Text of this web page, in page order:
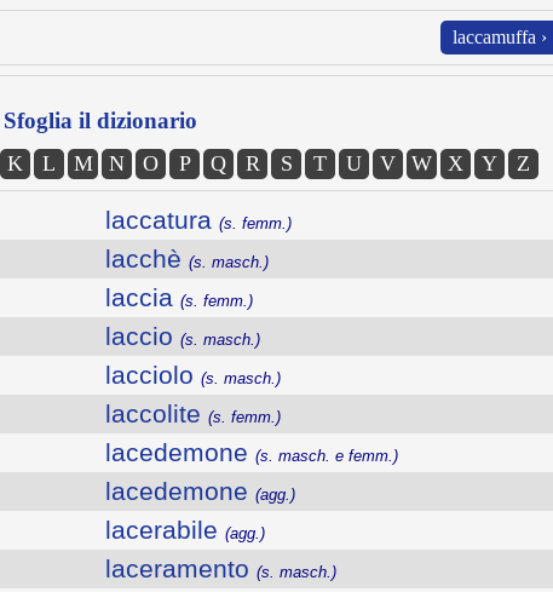
laccamuffa ›
Sfoglia il dizionario
K L M N O P Q R S T U V W X Y Z
laccatura (s. femm.)
lacchè (s. masch.)
laccia (s. femm.)
laccio (s. masch.)
lacciolo (s. masch.)
laccolite (s. femm.)
lacedemone (s. masch. e femm.)
lacedemone (agg.)
lacerabile (agg.)
laceramento (s. masch.)